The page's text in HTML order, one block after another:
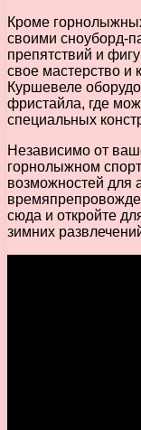
Кроме
своими сноуборд-
препятствий и
свое мастерство и
Куршевеле
фристайла, где
специальных
Независимо от
горнолыжном
возможностей для
сюда и откройте
зимних